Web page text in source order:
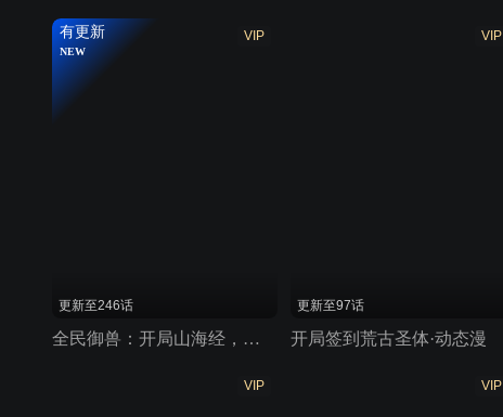
VIP
有更新
NEW
更新至246话
全民御兽：开局山海经，我横扫全球
VIP
更新至97话
开局签到荒古圣体·动态漫
VIP VIP